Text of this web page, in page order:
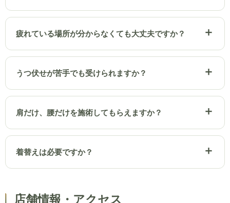
疲れている場所が分からなくても大丈夫ですか？
うつ伏せが苦手でも受けられますか？
肩だけ、腰だけを施術してもらえますか？
着替えは必要ですか？
店舗情報・アクセス